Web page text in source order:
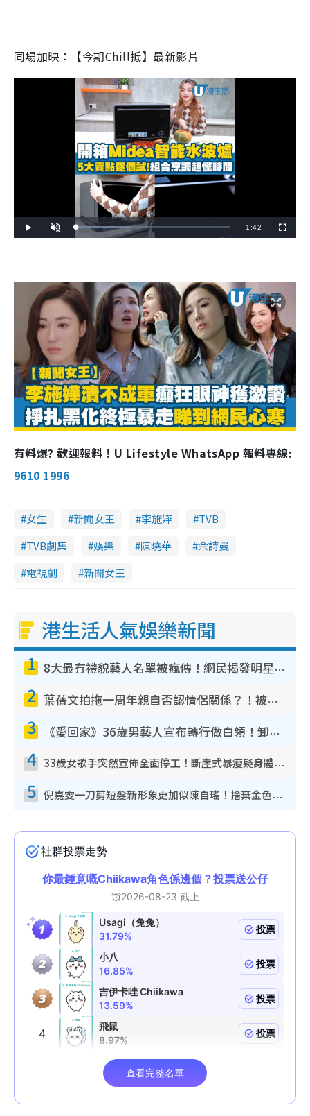
同場加映：【今期Chill抵】最新影片
l
n
L
o
5
.
3
3
R
a
n
i
n
g
T
m
-1:42
u
n
有料爆? 歡迎報料！U Lifestyle WhatsApp 報料專線:
9610 1996
女生 ​​新聞女王 李施嬅
TVB
TVB劇集
娛樂 陳曉華
佘詩曼
電視劇
新聞女王
港生活人氣娛樂新聞
1 8大最冇禮貌藝人名單被瘋傳！網民揭發明星真面目 一致數臭呢位係無品天花板？
2 葉蒨文拍拖一周年親自否認情侶關係？！被質疑感情造假竟稱GM「普通同事」
3 《愛回家》36歲男藝人宣布轉行做白領！卸下藝人身份回歸素人平淡生活
4 33歲女歌手突然宣佈全面停工！斷崖式暴瘦疑身體亮紅燈！聲明曝︰將暫時淡出
5 倪嘉雯一刀剪短髮新形象更加似陳自瑤！捨棄金色長髮造型氣質大變超驚喜